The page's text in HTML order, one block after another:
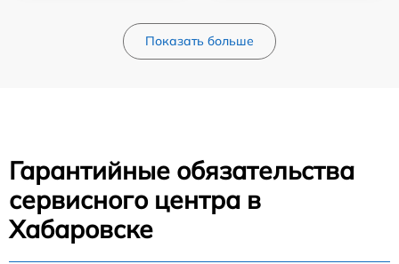
Показать больше
Гарантийные обязательства
сервисного центра в
Хабаровске